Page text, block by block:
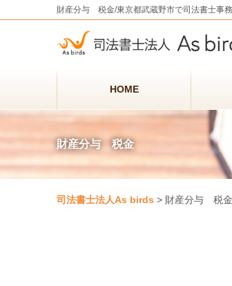
財産分与 税金/東京都武蔵野市で司法書士事
HOME
財産分与 税金
司法書士法人As birds > 財産分与 税金